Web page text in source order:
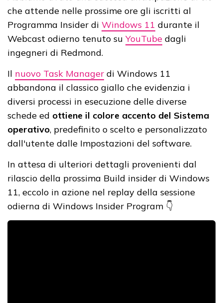
che attende nelle prossime ore gli iscritti al
Programma Insider di Windows 11 durante il
Webcast odierno tenuto su YouTube dagli
ingegneri di Redmond.
Il nuovo Task Manager di Windows 11
abbandona il classico giallo che evidenzia i
diversi processi in esecuzione delle diverse
schede ed ottiene il colore accento del Sistema
operativo, predefinito o scelto e personalizzato
dall'utente dalle Impostazioni del software.
In attesa di ulteriori dettagli provenienti dal
rilascio della prossima Build insider di Windows
11, eccolo in azione nel replay della sessione
odierna di Windows Insider Program 👇